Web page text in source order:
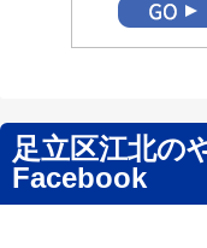
足立区江北の
Facebook